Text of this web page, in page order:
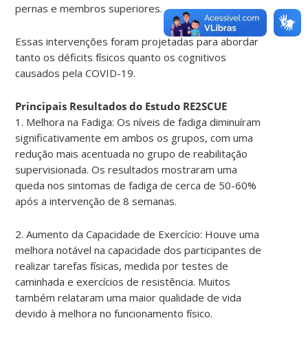
pernas e membros superiores.
Essas intervenções foram projetadas para abordar
tanto os déficits físicos quanto os cognitivos
causados pela COVID-19.
Principais Resultados do Estudo RE2SCUE
1. Melhora na Fadiga: Os níveis de fadiga diminuíram
significativamente em ambos os grupos, com uma
redução mais acentuada no grupo de reabilitação
supervisionada. Os resultados mostraram uma
queda nos sintomas de fadiga de cerca de 50-60%
após a intervenção de 8 semanas.
2. Aumento da Capacidade de Exercício: Houve uma
melhora notável na capacidade dos participantes de
realizar tarefas físicas, medida por testes de
caminhada e exercícios de resistência. Muitos
também relataram uma maior qualidade de vida
devido à melhora no funcionamento físico.